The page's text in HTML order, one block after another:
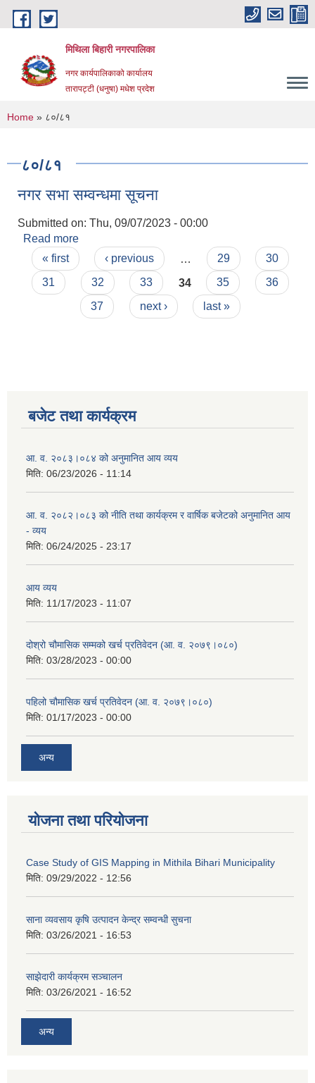
Skip to main content
मिथिला बिहारी नगरपालिका
नगर कार्यपालिकाको कार्यालय
तारापट्टी (धनुषा) मधेश प्रदेश
You are here
Home » ८०/८१
८०/८१
नगर सभा सम्वन्धमा सूचना
Submitted on: Thu, 09/07/2023 - 00:00
Read more
Pages
« first ‹ previous 29
30
31
32 33 34 35
36
37
next › last »
बजेट तथा कार्यक्रम
आ. व. २०८३।०८४ को अनुमानित आय व्यय
मिति: 06/23/2026 - 11:14
आ. व. २०८२।०८३ को नीति तथा कार्यक्रम र वार्षिक बजेटको अनुमानित आय
- व्यय
मिति: 06/24/2025 - 23:17
आय व्यय
मिति: 11/17/2023 - 11:07
दोश्रो चौमासिक सम्मको खर्च प्रतिवेदन (आ. व. २०७९।०८०)
मिति: 03/28/2023 - 00:00
पहिलो चौमासिक खर्च प्रतिवेदन (आ. व. २०७९।०८०)
मिति: 01/17/2023 - 00:00
अन्य
योजना तथा परियोजना
Case Study of GIS Mapping in Mithila Bihari Municipality
मिति: 09/29/2022 - 12:56
साना व्यवसाय कृषि उत्पादन केन्द्र सम्वन्धी सुचना
मिति: 03/26/2021 - 16:53
साझेदारी कार्यक्रम सञ्चालन
मिति: 03/26/2021 - 16:52
अन्य